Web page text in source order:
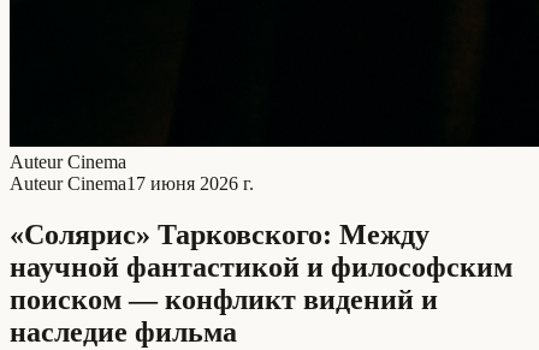
Auteur Cinema
Auteur Cinema17 июня 2026 г.
«Солярис» Тарковского: Между
научной фантастикой и философским
поиском — конфликт видений и
наследие фильма